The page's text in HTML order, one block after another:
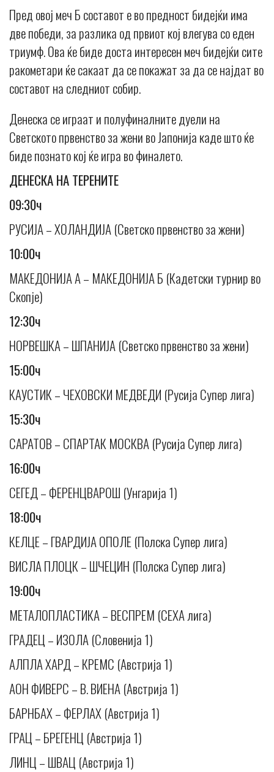
Пред овој меч Б составот е во предност бидејќи има
две победи, за разлика од првиот кој влегува со еден
триумф. Ова ќе биде доста интересен меч бидејќи сите
ракометари ќе сакаат да се покажат за да се најдат во
составот на следниот собир.
Денеска се играат и полуфиналните дуели на
Светското првенство за жени во Јапонија каде што ќе
биде познато кој ќе игра во финалето.
ДЕНЕСКА НА ТЕРЕНИТЕ
09:30ч
РУСИЈА – ХОЛАНДИЈА (Светско првенство за жени)
10:00ч
МАКЕДОНИЈА А – МАКЕДОНИЈА Б (Кадетски турнир во
Скопје)
12:30ч
НОРВЕШКА – ШПАНИЈА (Светско првенство за жени)
15:00ч
КАУСТИК – ЧЕХОВСКИ МЕДВЕДИ (Русија Супер лига)
15:30ч
САРАТОВ – СПАРТАК МОСКВА (Русија Супер лига)
16:00ч
СЕГЕД – ФЕРЕНЦВАРОШ (Унгарија 1)
18:00ч
КЕЛЦЕ – ГВАРДИЈА ОПОЛЕ (Полска Супер лига)
ВИСЛА ПЛОЦК – ШЧЕЦИН (Полска Супер лига)
19:00ч
МЕТАЛОПЛАСТИКА – ВЕСПРЕМ (СЕХА лига)
ГРАДЕЦ – ИЗОЛА (Словенија 1)
АЛПЛА ХАРД – КРЕМС (Австрија 1)
АОН ФИВЕРС – В. ВИЕНА (Австрија 1)
БАРНБАХ – ФЕРЛАХ (Австрија 1)
ГРАЦ – БРЕГЕНЦ (Австрија 1)
ЛИНЦ – ШВАЦ (Австрија 1)